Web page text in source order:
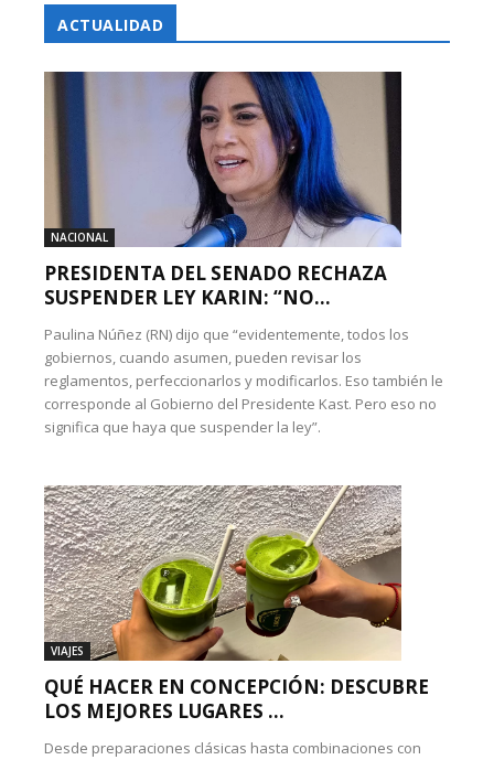
ACTUALIDAD
NACIONAL
PRESIDENTA DEL SENADO RECHAZA
SUSPENDER LEY KARIN: “NO...
Paulina Núñez (RN) dijo que “evidentemente, todos los
gobiernos, cuando asumen, pueden revisar los
reglamentos, perfeccionarlos y modificarlos. Eso también le
corresponde al Gobierno del Presidente Kast. Pero eso no
significa que haya que suspender la ley”.
VIAJES
QUÉ HACER EN CONCEPCIÓN: DESCUBRE
LOS MEJORES LUGARES ...
Desde preparaciones clásicas hasta combinaciones con